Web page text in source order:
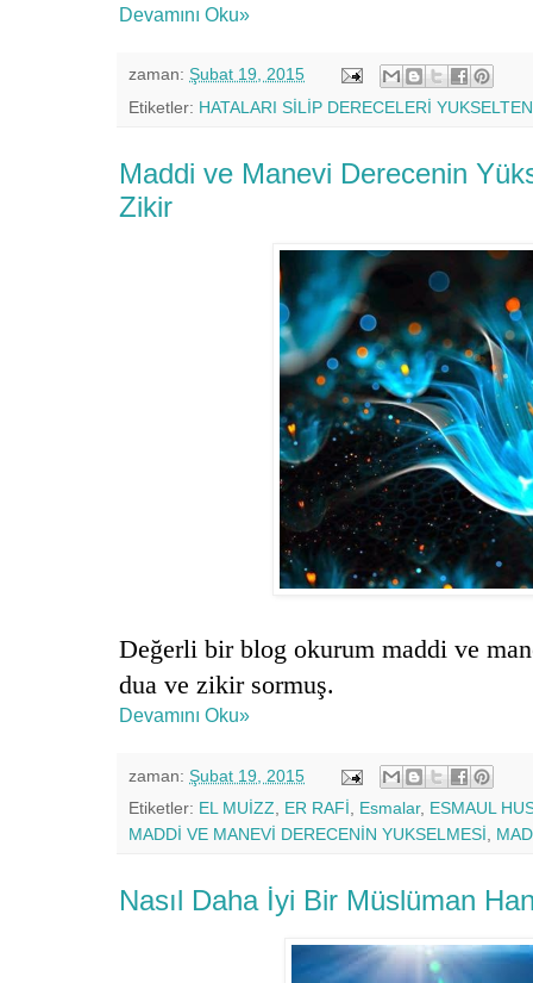
Devamını Oku»
zaman: Şubat 19, 2015
Etiketler: HATALARI SİLİP DERECELERİ
Maddi ve Manevi Derecenin
Zikir
Değerli bir blog okurum maddi ve
dua ve zikir sormuş.
Devamını Oku»
zaman: Şubat 19, 2015
Etiketler: EL MUİZZ, ER RAFİ, Esmalar, ESMAUL
MADDİ VE MANEVİ DERECENİN YUKSELMESİ,
Nasıl Daha İyi Bir Müslüman